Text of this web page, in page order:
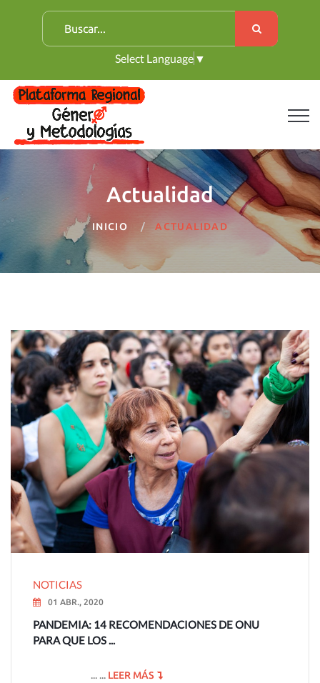
B
u
c
a
r
:
Select Language ▼
Actualidad
INICIO ACTUALIDAD
NOTICIAS
01 ABR., 2020
PANDEMIA: 14 RECOMENDACIONES DE ONU
PARA QUE LOS ...
... ... LEER MÁS